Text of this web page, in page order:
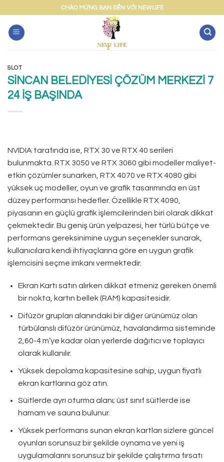
content
CHÀO MỪNG BẠN ĐẾN VỚI NEWLIFE
SLOT
SİNCAN BELEDİYESİ ÇÖZÜM MERKEZİ 7
24 İŞ BAŞINDA
NVIDIA tarafında ise, RTX 30 ve RTX 40 serileri
bulunmakta. RTX 3050 ve RTX 3060 gibi modeller maliyet-
etkin çözümler sunarken, RTX 4070 ve RTX 4080 gibi
yüksek uç modeller, oyun ve grafik tasarımında en üst
düzey performansı hedefler. Özellikle RTX 4090,
piyasanın en güçlü grafik işlemcilerinden biri olarak dikkat
çekmektedir. Bu geniş ürün yelpazesi, her türlü bütçe ve
performans gereksinimine uygun seçenekler sunarak,
kullanıcılara kendi ihtiyaçlarına göre en uygun grafik
işlemcisini seçme imkanı vermektedir.
Ekran Kartı satın alırken dikkat etmeniz gereken önemli
bir nokta, kartın bellek (RAM) kapasitesidir.
Difüzör grupları alanındaki bir diğer ürünümüz olan
türbülanslı difüzör ürünümüz, havalandırma sisteminde
2,60-4 m’ye kadar olan yerlerde dağıtıcı ve toplayıcı
olarak kullanılır.
Yüksek depolama kapasitesine sahip, uygun fiyatlı
ekran kartlarına göz atın.
Süitlerde ayrı oturma alanı; üst sınıf süitlerde ise
hamam ve sauna bulunur.
Yüksek performans sunan ekran kartları sizlere güncel
oyunları sorunsuz bir şekilde oynama ve yeni iş
uygulamalarını sorunsuz bir şekilde çalıştırma fırsatı